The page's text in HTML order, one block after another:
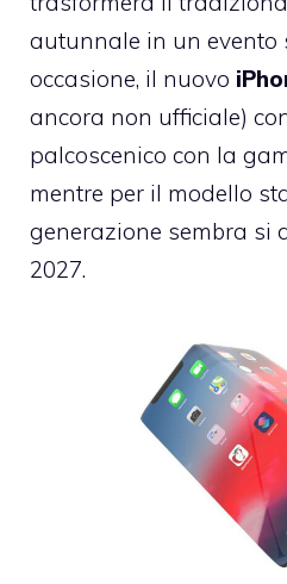
autunnale in un evento
occasione, il nuovo
ancora non ufficiale)
palcoscenico con la
mentre per il modello
generazione sembra si
2027.